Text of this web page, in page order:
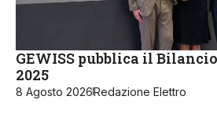
GEWISS pubblica il
2025
8 Agosto 2026Redazione Elettro